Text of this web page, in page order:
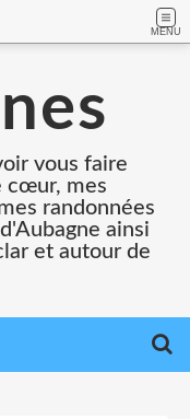
MENU
vous faire
cœur, mes
randonnées
ainsi
et autour de